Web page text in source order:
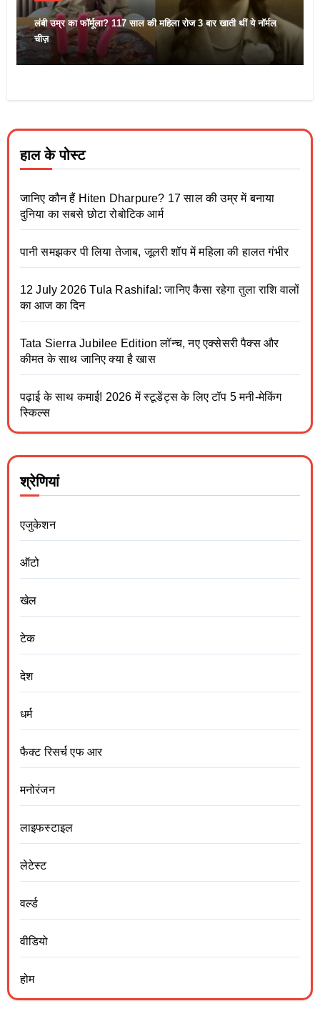
लंबी उम्र का फॉर्मूला? 117 साल की महिला रोज 3 बार खाती थीं ये नॉर्मल
चीज़
हाल के पोस्ट
जानिए कौन हैं Hiten Dharpure? 17 साल की उम्र में बनाया
दुनिया का सबसे छोटा रोबोटिक आर्म
पानी समझकर पी लिया तेजाब, जूलरी शॉप में महिला की हालत गंभीर
12 July 2026 Tula Rashifal: जानिए कैसा रहेगा तुला राशि वालों
का आज का दिन
Tata Sierra Jubilee Edition लॉन्च, नए एक्सेसरी पैक्स और
कीमत के साथ जानिए क्या है खास
पढ़ाई के साथ कमाई! 2026 में स्टूडेंट्स के लिए टॉप 5 मनी-मेकिंग
स्किल्स
श्रेणियां
एजुकेशन
ऑटो
खेल
टेक
देश
धर्म
फैक्ट रिसर्च एफ आर
मनोरंजन
लाइफस्टाइल
लेटेस्ट
वर्ल्ड
वीडियो
होम